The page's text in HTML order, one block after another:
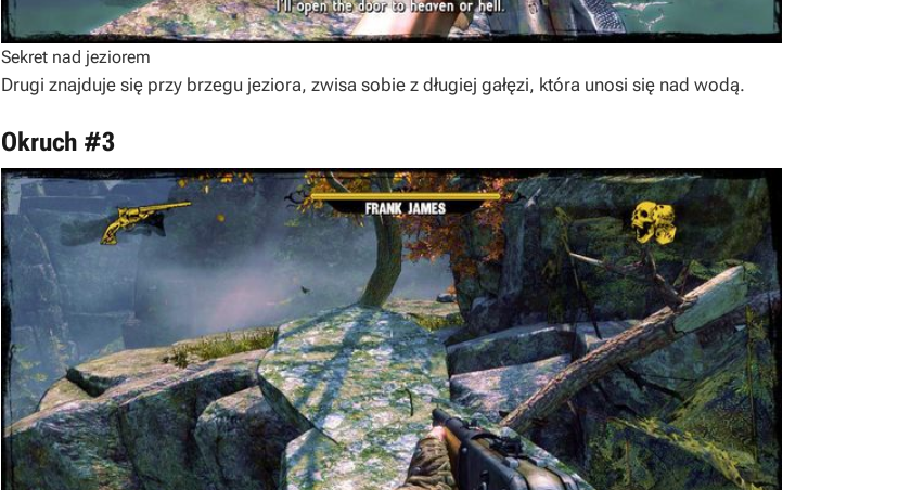
Sekret nad jeziorem
Drugi znajduje się przy brzegu jeziora, zwisa sobie z długiej gałęzi, która unosi się nad wodą.
Okruch #3